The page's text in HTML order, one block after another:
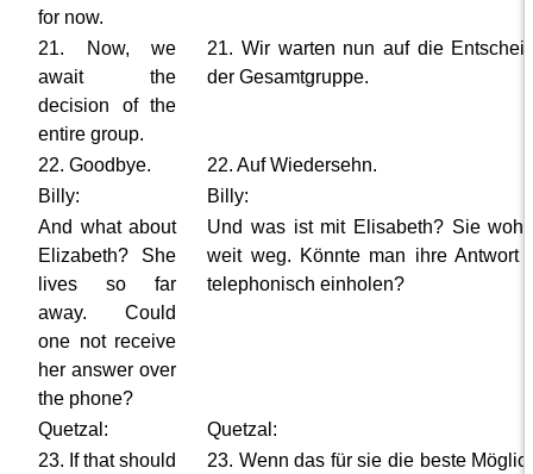
for now.
21. Now, we
await the
decision of the
entire group.
21. Wir warten nun auf die
der Gesamtgruppe.
22. Goodbye.
22. Auf Wiedersehn.
Billy:
Billy:
And what about
Elizabeth? She
lives so far
away. Could
one not receive
her answer over
the phone?
Und was ist mit Elisabeth? Sie
weit weg. Könnte man ihre Antwort
telephonisch einholen?
Quetzal:
Quetzal:
23. If that should
23. Wenn das für sie die beste